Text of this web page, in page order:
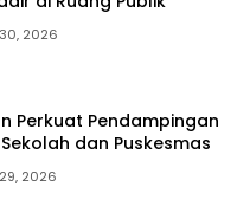
2026
Perkuat Pendampingan
dan Puskesmas
2026